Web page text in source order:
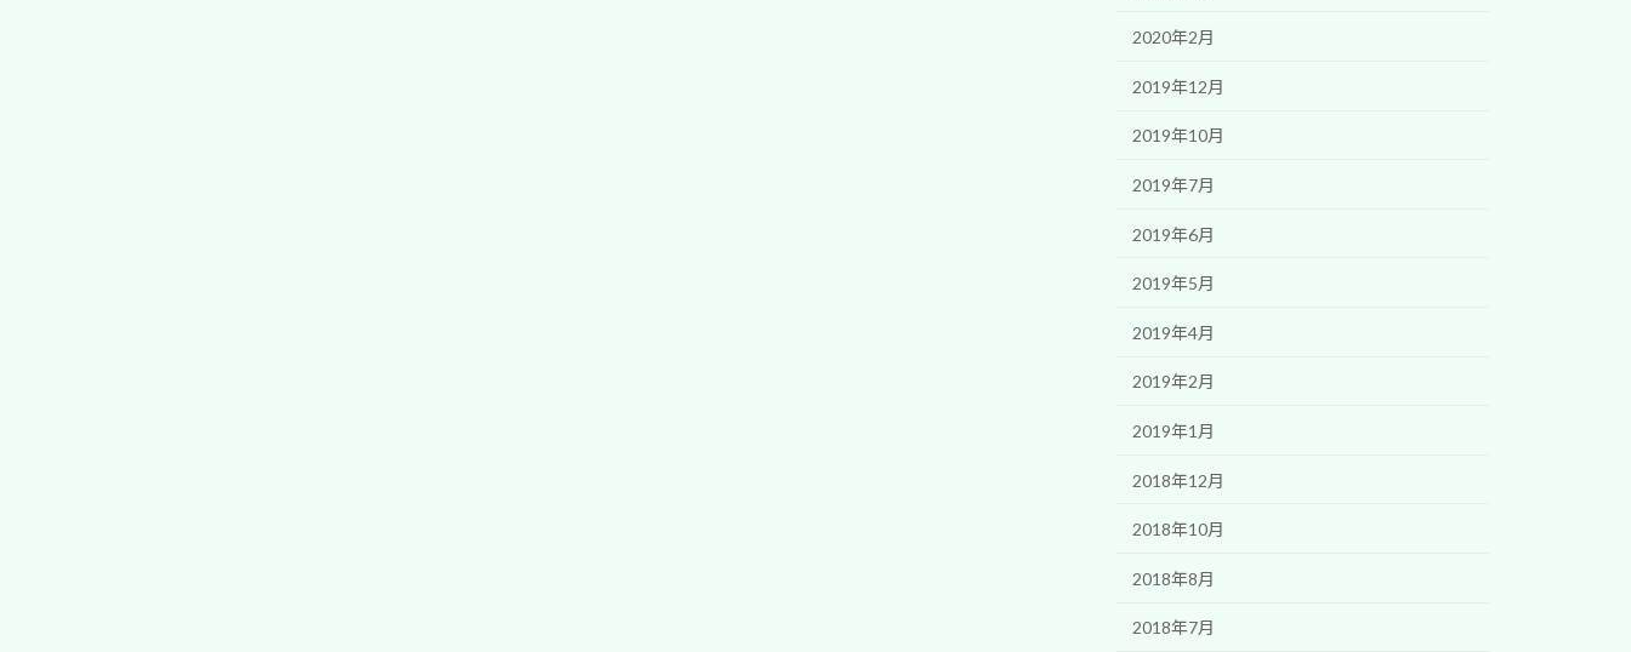
2020年2月
2019年12月
2019年10月
2019年7月
2019年6月
2019年5月
2019年4月
2019年2月
2019年1月
2018年12月
2018年10月
2018年8月
2018年7月